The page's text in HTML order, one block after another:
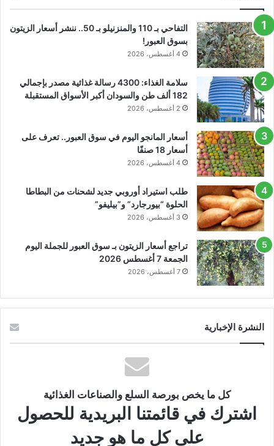
التفاحي بـ 110 والمنزنيلو بـ 50.. ننشر أسعار الزيتون
بسوق العبور!
4 أغسطس، 2026
سلامة الغذاء: 4300 رسالة غذائية مصدر بإجمالي
182 ألف طن والسودان أكبر الأسواق المستقبلة
2 أغسطس، 2026
أسعار المانجو اليوم في سوق العبور.. تعرف على
أسعار 18 صنفًا
4 أغسطس، 2026
طلب استيراد أوروبي جديد لشحنات من البطاطا
الحلوة “بيورجارد” و”بيليفو”
3 أغسطس، 2026
تراجع أسعار الزيتون بـ سوق العبور للجملة اليوم
الجمعة 7 أغسطس 2026
7 أغسطس، 2026
النشرة الإخبارية
كل ما يخص بورصة السلع والصناعات الغذائية
اشترك في قائمتنا البريدية للحصول
على كل ما هو جديد